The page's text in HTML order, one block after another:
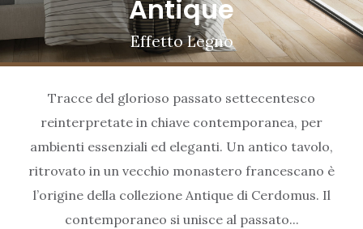
Antique
Effetto Legno
Tracce del glorioso passato settecentesco
reinterpretate in chiave contemporanea, per
ambienti essenziali ed eleganti. Un antico tavolo,
ritrovato in un vecchio monastero francescano è
l’origine della collezione Antique di Cerdomus. Il
contemporaneo si unisce al passato...